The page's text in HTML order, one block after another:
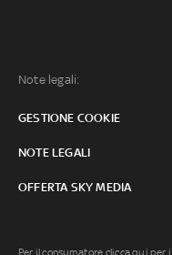
Note legali:
GESTIONE COOKIE
NOTE LEGALI
OFFERTA SKY MEDIA